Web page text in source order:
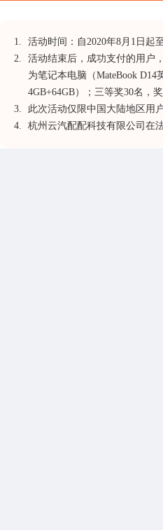
1.
活动时间：自2020年8月1日起
2.
活动结束后，成功支付的用户
为笔记本电脑（MateBook D14
4GB+64GB）；三等奖30名，
3.
此次活动仅限中国大陆地区用
4.
杭州云汽配配科技有限公司在